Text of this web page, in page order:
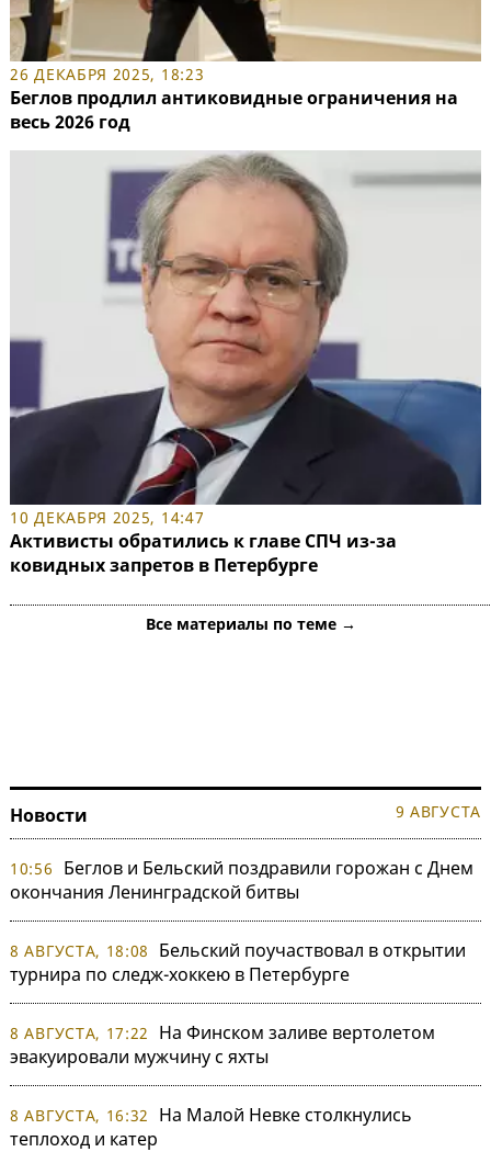
26 ДЕКАБРЯ 2025, 18:23
Беглов продлил антиковидные ограничения на
весь 2026 год
10 ДЕКАБРЯ 2025, 14:47
Активисты обратились к главе СПЧ из-за
ковидных запретов в Петербурге
Все материалы по теме →
Новости 9 АВГУСТА
10:56
Беглов и Бельский поздравили горожан с Днем
окончания Ленинградской битвы
8 АВГУСТА, 18:08
Бельский поучаствовал в открытии
турнира по следж-хоккею в Петербурге
8 АВГУСТА, 17:22
На Финском заливе вертолетом
эвакуировали мужчину с яхты
8 АВГУСТА, 16:32
На Малой Невке столкнулись
теплоход и катер